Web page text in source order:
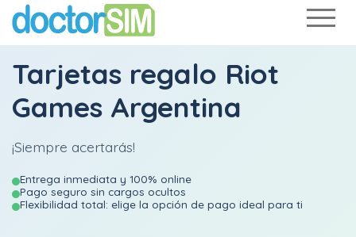
Tarjetas regalo Riot
Games Argentina
¡Siempre acertarás!
Entrega inmediata y 100% online
Pago seguro sin cargos ocultos
Flexibilidad total: elige la opción de pago ideal para ti